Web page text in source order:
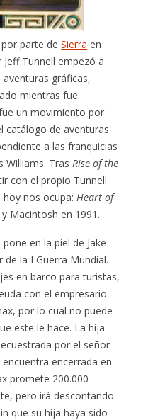
por parte deSierra en
Tunnell empezó a
gráficas,
mientras fue
un movimiento por
catálogo de aventuras
a las franquicias
Williams. Tras Rise of the
con el propio Tunnell
nos ocupa: Heart of
y Macintosh en 1991.
en la piel de Jake
de la I Guerra Mundial.
en barco para turistas,
con el empresario
por lo cual no puede
este le hace. La hija
por el señor
encerrada en
promete 200.000
pero irá descontando
que su hija haya sido